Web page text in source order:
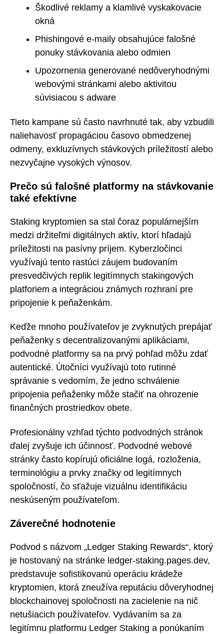
Škodlivé reklamy a klamlivé vyskakovacie
okná
Phishingové e-maily obsahujúce falošné
ponuky stávkovania alebo odmien
Upozornenia generované nedôveryhodnými
webovými stránkami alebo aktivitou
súvisiacou s adware
Tieto kampane sú často navrhnuté tak, aby vzbudili
naliehavosť propagáciou časovo obmedzenej
odmeny, exkluzívnych stávkových príležitostí alebo
nezvyčajne vysokých výnosov.
Prečo sú falošné platformy na stávkovanie
také efektívne
Staking kryptomien sa stal čoraz populárnejším
medzi držiteľmi digitálnych aktív, ktorí hľadajú
príležitosti na pasívny príjem. Kyberzločinci
využívajú tento rastúci záujem budovaním
presvedčivých replik legitímnych stakingových
platforiem a integráciou známych rozhraní pre
pripojenie k peňaženkám.
Keďže mnoho používateľov je zvyknutých prepájať
peňaženky s decentralizovanými aplikáciami,
podvodné platformy sa na prvý pohľad môžu zdať
autentické. Útočníci využívajú toto rutinné
správanie s vedomím, že jedno schválenie
pripojenia peňaženky môže stačiť na ohrozenie
finančných prostriedkov obete.
Profesionálny vzhľad týchto podvodných stránok
ďalej zvyšuje ich účinnosť. Podvodné webové
stránky často kopírujú oficiálne logá, rozloženia,
terminológiu a prvky značky od legitímnych
spoločností, čo sťažuje vizuálnu identifikáciu
neskúseným používateľom.
Záverečné hodnotenie
Podvod s názvom „Ledger Staking Rewards“, ktorý
je hostovaný na stránke ledger-staking.pages.dev,
predstavuje sofistikovanú operáciu krádeže
kryptomien, ktorá zneužíva reputáciu dôveryhodnej
blockchainovej spoločnosti na zacielenie na nič
netušiacich používateľov. Vydávaním sa za
legitímnu platformu Ledger Staking a ponúkaním